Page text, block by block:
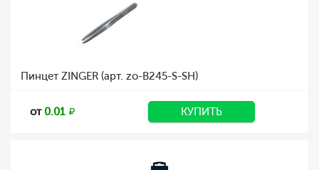
Пинцет ZINGER (арт. zo-B245-S-SH)
от 0.01 КУПИТЬ